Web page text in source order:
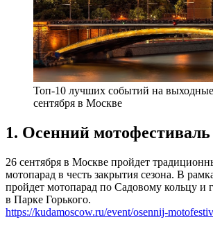
Топ-10 лучших событий на
сентября в Москве
1. Осенний мотофестиваль
26 сентября в Москве пройдет
мотопарад в честь закрытия сезона. В
пройдет мотопарад по Садовому кольцу и
в Парке Горького.
https://kudamoscow.ru/event/osennij-